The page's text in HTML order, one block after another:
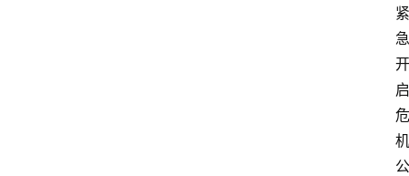
紧
急
开
启
危
机
公